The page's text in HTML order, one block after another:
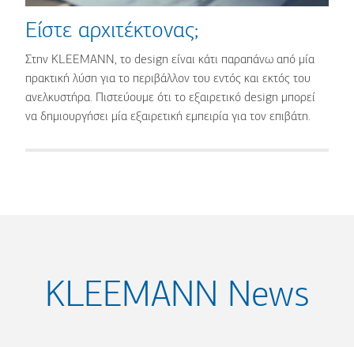
Είστε αρχιτέκτονας;
Στην KLEEMANN, το design είναι κάτι παραπάνω από μία
πρακτική λύση για το περιβάλλον του εντός και εκτός του
ανελκυστήρα. Πιστεύουμε ότι το εξαιρετικό design μπορεί
να δημιουργήσει μία εξαιρετική εμπειρία για τον επιβάτη.
KLEEMANN News